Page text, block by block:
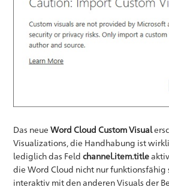
Das neueWord Cloud Custom Visual
Visualizations, die Handhabung ist
lediglich das Feldchannel.item.title
die Word Cloud nicht nur funktionsfähig
interaktiv mit den anderen Visuals der